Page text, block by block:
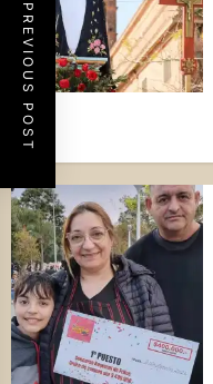
PREVIOUS POST